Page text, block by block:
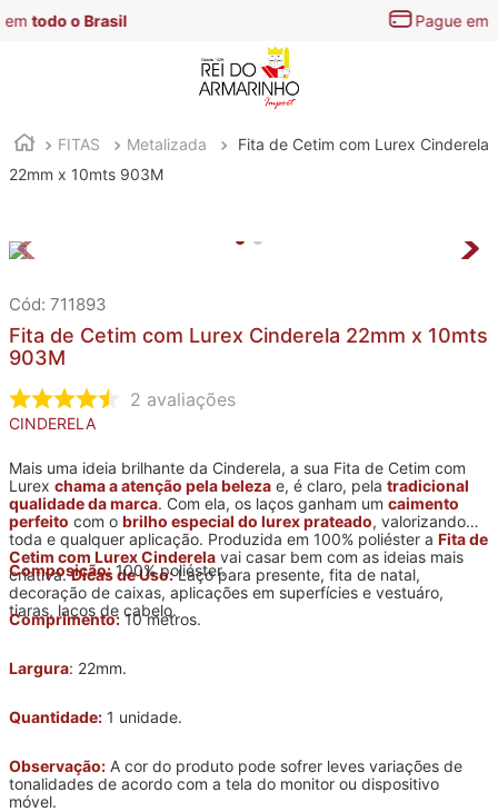
FITAS Metalizada
Fita de Cetim com Lurex Cinderela
22mm x 10mts 903M
: 711893
Fita de Cetim com Lurex Cinderela 22mm x 10mts
903M
2 avaliações
CINDERELA
Mais uma ideia brilhante da Cinderela, a sua Fita de Cetim com
Lurex chama a atenção pela beleza e, é claro, pela tradicional
qualidade da marca. Com ela, os laços ganham um caimento
perfeito com o brilho especial do lurex prateado, valorizando
toda e qualquer aplicação. Produzida em 100% poliéster a Fita de
Cetim com Lurex Cinderela vai casar bem com as ideias mais
criativa.Dicas de Uso:Laço para presente, fita de natal,
decoração de caixas, aplicações em superfícies e vestuáro,
tiaras, laços de cabelo.
Composição:100% poliéster.
Comprimento:10 metros.
Largura: 22mm.
Quantidade: 1 unidade.
Observação: A cor do produto pode sofrer leves variações de
tonalidades de acordo com a tela do monitor ou dispositivo
móvel.